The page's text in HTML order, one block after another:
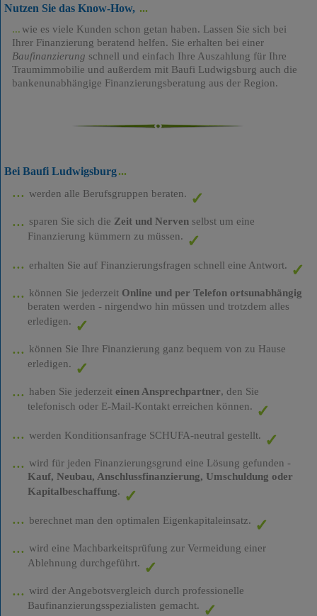
Nutzen Sie das Know-How,
wie es viele Kunden schon getan haben. Lassen Sie sich bei
Ihrer Finanzierung beratend helfen. Sie erhalten bei einer
Baufinanzierung schnell und einfach Ihre Auszahlung für Ihre
Traumimmobilie und außerdem mit Baufi Ludwigsburg auch die
bankenunabhängige Finanzierungsberatung aus der Region.
Bei Baufi Ludwigsburg
werden alle Berufsgruppen beraten.
sparen Sie sich die Zeit und Nervenselbst um eine
Finanzierung kümmern zu müssen.
erhalten Sie auf Finanzierungsfragen schnell eine Antwort.
können Sie jederzeit Online und per Telefon ortsunabhängig
beraten werden - nirgendwo hin müssen und trotzdem alles
erledigen.
können Sie Ihre Finanzierung ganz bequem von zu Hause
erledigen.
haben Sie jederzeit einen Ansprechpartner, den Sie
telefonisch oder E-Mail-Kontakt erreichen können.
werden Konditionsanfrage SCHUFA-neutral gestellt.
wird für jeden Finanzierungsgrund eine Lösung gefunden -
Kauf, Neubau, Anschlussfinanzierung, Umschuldung oder
Kapitalbeschaffung.
berechnet man den optimalen Eigenkapitaleinsatz.
wird eine Machbarkeitsprüfung zur Vermeidung einer
Ablehnung durchgeführt.
wird der Angebotsvergleich durch professionelle
Baufinanzierungsspezialisten gemacht.